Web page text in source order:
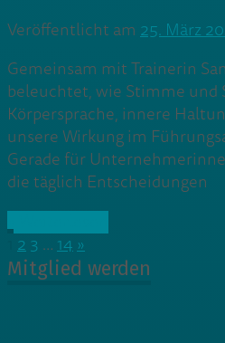
Veröffentlicht am 25. März
Gemeinsam mit Trainerin
beleuchtet, wie Stimme und
Körpersprache, innere
unsere Wirkung im
Gerade für
die täglich Entscheidungen
2 3 … 14 »
Mitglied werden